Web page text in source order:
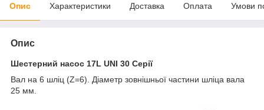
Опис Характеристики Доставка Оплата Умови
Опис
Шестерний насос 17L UNI 30 Серії
Вал на 6 шліц (Z=6). Діаметр зовнішньої частини шліца вала
25 мм.